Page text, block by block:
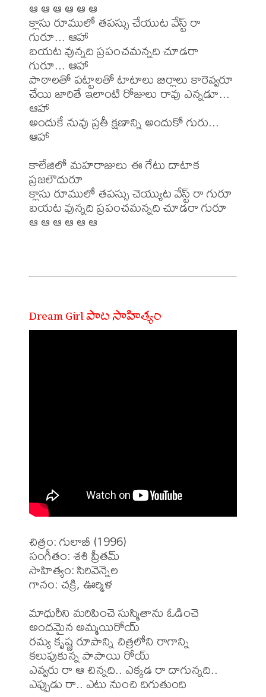
ఆ ఆ ఆ ఆ ఆ ఆ
క్లాసు రూములో తపస్సు చేయుట వేస్ట్ రా
గురూ... ఆహా
బయట వున్నది ప్రపంచమన్నది చూడరా
గురూ... ఆహా
పాఠాలతో పట్టాలతో టాటాలు బిర్లాలు కారెవ్వరూ
చేయి జారితే ఇలాంటి రోజులు రావు ఎన్నడూ...
ఆహా
అందుకే నువు ప్రతీ క్షణాన్ని అందుకో గురు...
ఆహా
కాలేజిలో మహరాజులు ఈ గేటు దాటాక
ప్రజలౌదురూ
క్లాసు రూములో తపస్సు చెయ్యుట వేస్ట్ రా గురూ
బయట వున్నది ప్రపంచమన్నది చూడరా గురూ
ఆ ఆ ఆ ఆ ఆ ఆ
Dream Girl పాట సాహిత్యం
చిత్రం: గులాబీ (1996)
సంగీతం: శశి ప్రీతమ్
సాహిత్యం: సిరివెన్నెల
గానం: చక్రి, ఊర్మిళ
మాధురీని మరిపించె సుస్మితాను ఓడించె
అందమైన అమ్మయిరోయ్
రమ్య కృష్ణ రూపాన్ని చిత్రలోని రాగాన్ని
కలుపుకున్న పాపాయి రోయ్
ఎవ్వరు రా ఆ చిన్నది.. ఎక్కడ రా దాగున్నది..
ఎప్పుడు రా.. ఎటు నుంచి దిగుతుంది